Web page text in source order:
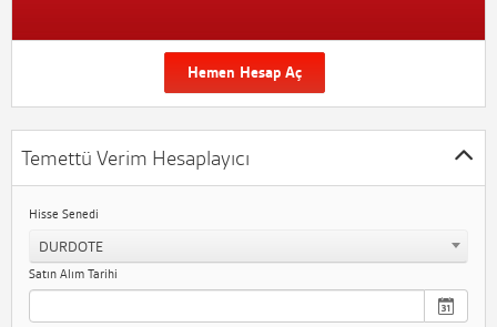
Hemen Hesap Aç
Temettü Verim Hesaplayıcı
Hisse Senedi
DURDOTE
Satın Alım Tarihi